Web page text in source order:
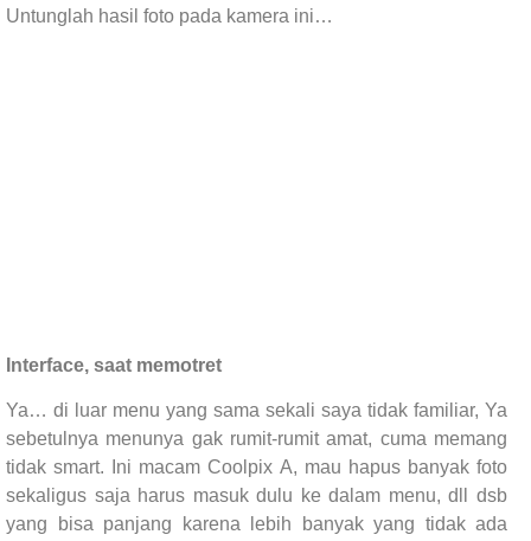
Untunglah hasil foto pada kamera ini…
Interface, saat memotret
Ya… di luar menu yang sama sekali saya tidak familiar, Ya
sebetulnya menunya gak rumit-rumit amat, cuma memang
tidak smart. Ini macam Coolpix A, mau hapus banyak foto
sekaligus saja harus masuk dulu ke dalam menu, dll dsb
yang bisa panjang karena lebih banyak yang tidak ada